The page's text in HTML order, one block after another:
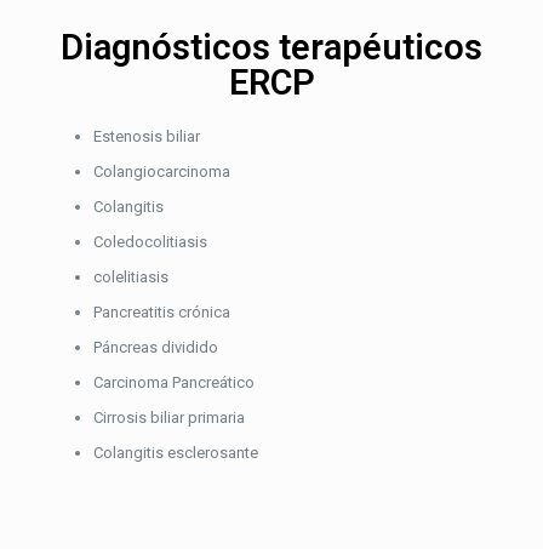
Diagnósticos terapéuticos
ERCP
Estenosis biliar
Colangiocarcinoma
Colangitis
Coledocolitiasis
colelitiasis
Pancreatitis crónica
Páncreas dividido
Carcinoma Pancreático
Cirrosis biliar primaria
Colangitis esclerosante